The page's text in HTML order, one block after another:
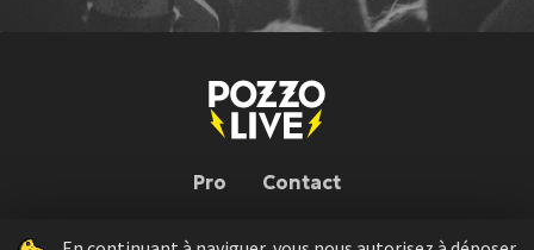
Pro Contact